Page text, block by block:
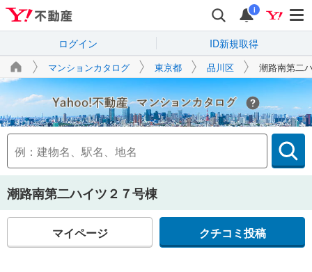
i
ログイン ID新規取得
マンションカタログ 東京都 品川区 潮路南第二
Yahoo!不動産
潮路南第二ハイツ２７号棟
マイページ クチコミ投稿